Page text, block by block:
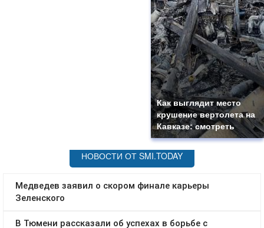
Как выглядит место
крушение вертолета на
Кавказе: смотреть